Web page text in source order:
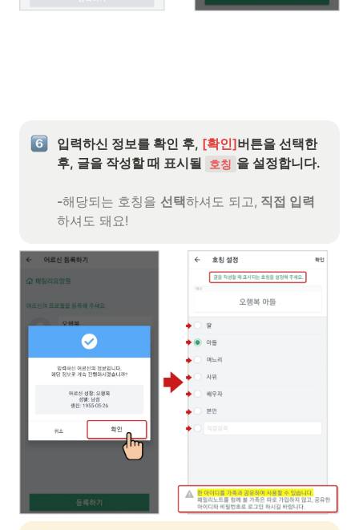
입력하신 정보를 확인 후, [확인]버튼을 선택한
후, 글을 작성할 때 표시될
호칭
-해당되는 호칭을 선택하셔도 되고, 직접 입력
하셔도 돼요!